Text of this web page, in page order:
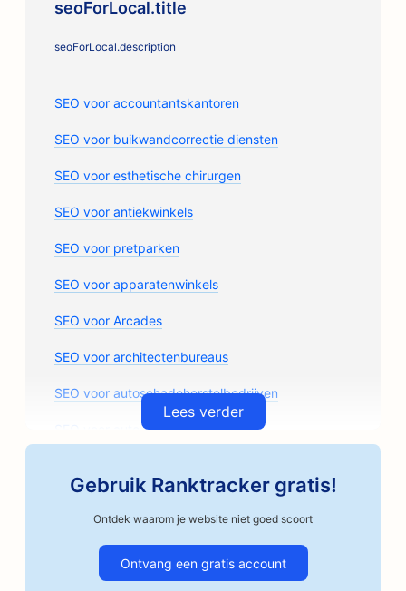
seoForLocal.title
seoForLocal.description
SEO voor accountantskantoren
SEO voor buikwandcorrectie diensten
SEO voor esthetische chirurgen
SEO voor antiekwinkels
SEO voor pretparken
SEO voor apparatenwinkels
SEO voor Arcades
SEO voor architectenbureaus
SEO voor autoschadeherstelbedrijven
SEO voor auto-onderdelenwinkels
SEO voor borgtochtdiensten
Lees verder
Gebruik Ranktracker gratis!
Ontdek waarom je website niet goed scoort
Ontvang een gratis account